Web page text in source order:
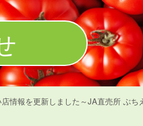
情報を更新しました～JA直売所 ぶち